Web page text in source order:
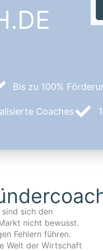
Bis zu 100%
Coaches
sich den
nicht bewusst.
Fehlern führen.
Welt der Wirtschaft
(kurz AVGS)
so können die